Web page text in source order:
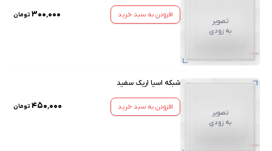
تصویر
به زودی
افزودن به سبد خرید ۳۰۰٬۰۰۰ تومان
تصویر
به زودی
شبکه اسیا اریک سفید
افزودن به سبد خرید ۴۵۰٬۰۰۰ تومان